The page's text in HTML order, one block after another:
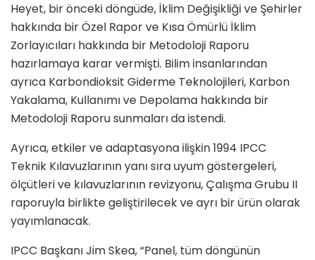
Heyet, bir önceki döngüde, İklim Değişikliği ve Şehirler
hakkında bir Özel Rapor ve Kısa Ömürlü İklim
Zorlayıcıları hakkında bir Metodoloji Raporu
hazırlamaya karar vermişti. Bilim insanlarından
ayrıca Karbondioksit Giderme Teknolojileri, Karbon
Yakalama, Kullanımı ve Depolama hakkında bir
Metodoloji Raporu sunmaları da istendi.
Ayrıca, etkiler ve adaptasyona ilişkin 1994 IPCC
Teknik Kılavuzlarının yanı sıra uyum göstergeleri,
ölçütleri ve kılavuzlarının revizyonu, Çalışma Grubu II
raporuyla birlikte geliştirilecek ve ayrı bir ürün olarak
yayımlanacak.
IPCC Başkanı Jim Skea, “Panel, tüm döngünün